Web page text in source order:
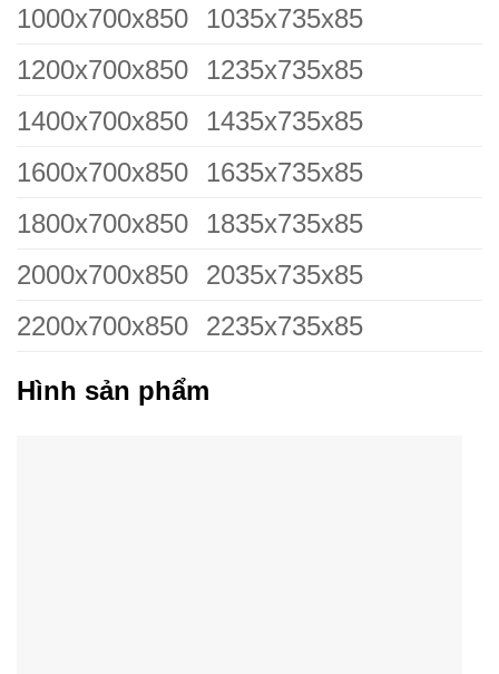
1000x700x850
1035x735x85
1200x700x850
1235x735x85
1400x700x850
1435x735x85
1600x700x850
1635x735x85
1800x700x850
1835x735x85
2000x700x850
2035x735x85
2200x700x850
2235x735x85
Hình sản phẩm